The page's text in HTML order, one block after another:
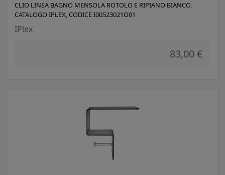
CLIO LINEA BAGNO MENSOLA ROTOLO E RIPIANO BIANCO,
CATALOGO IPLEX, CODICE I00523021O01
IPlex
83,00 €